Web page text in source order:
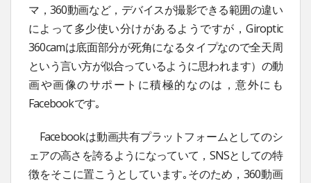
マ，360動画など，デバイスが撮影できる範囲の違い
によって多少使い分けがあるようですが，Giroptic
360camは底面部分が死角になるタイプなので全天周
という言い方が似合っているように思われます）の動
画や画像のサポートに積極的なのは，意外にも
Facebookです｡
Facebookは動画共有プラットフォームとしてのシ
ェアの高さを誇るようになっていて，SNSとしての特
徴をそこに置こうとしています｡そのため，360動画